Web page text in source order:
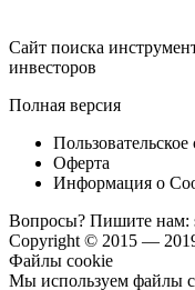
Cайт поиска
инвесторов
Полная версия
Оферта
Информация о
Вопросы? Пишите нам:
Copyright © 2015 —
Файлы cookie
Мы используем файлы